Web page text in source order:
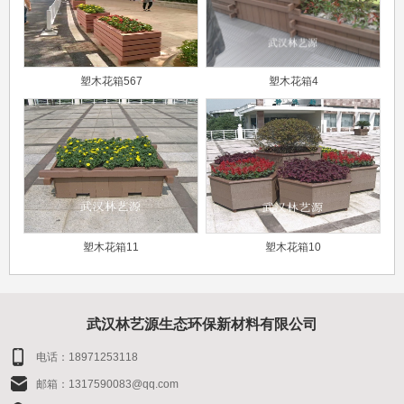
塑木花箱567 塑木花箱4
塑木花箱11 塑木花箱10
武汉林艺源生态环保新材料有限公司
电话：18971253118
邮箱：1317590083@qq.com